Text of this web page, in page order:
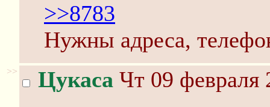
>>8783
Нужны адреса,
>> Цукаса Чт 09 февраля